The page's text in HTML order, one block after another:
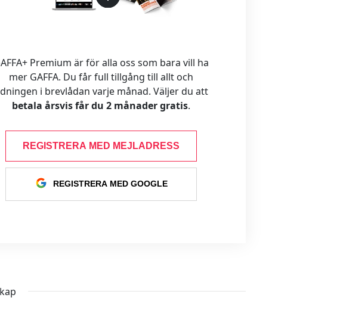
Premium är för alla oss som bara vill ha
mer GAFFA. Du får full tillgång till allt och
i brevlådan varje månad. Väljer du att
betala årsvis får du 2 månader gratis.
REGISTRERA MED MEJLADRESS
REGISTRERA MED GOOGLE